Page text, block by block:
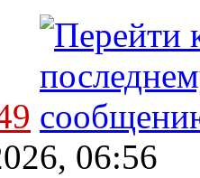
06:56